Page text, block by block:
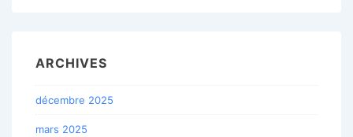
ARCHIVES
décembre 2025
mars 2025